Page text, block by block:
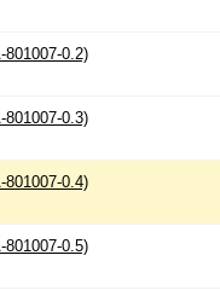
0.2)
0.3)
0.4)
0.5)